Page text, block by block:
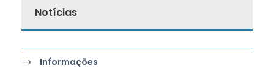
Notícias
Informações